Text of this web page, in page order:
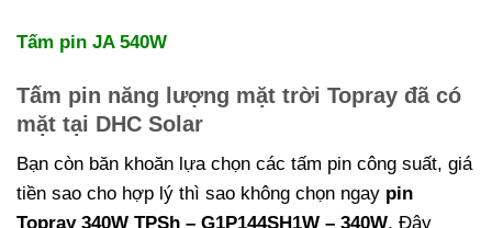
Tấm pin JA 540W
Tấm pin năng lượng mặt trời Topray đã có
mặt tại DHC Solar
Bạn còn băn khoăn lựa chọn các tấm pin công suất, giá
tiền sao cho hợp lý thì sao không chọn ngay pin
Topray 340W TPSh – G1P144SH1W – 340W. Đây